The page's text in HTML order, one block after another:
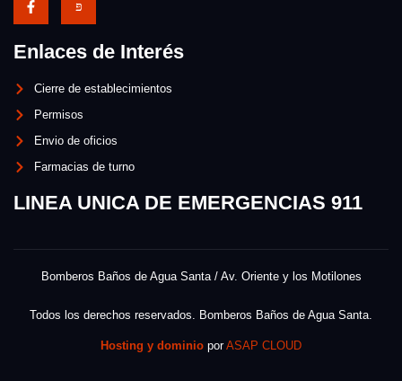
Enlaces de Interés
Cierre de establecimientos
Permisos
Envio de oficios
Farmacias de turno
LINEA UNICA DE EMERGENCIAS 911
Bomberos Baños de Agua Santa / Av. Oriente y los Motilones
Todos los derechos reservados. Bomberos Baños de Agua Santa.
Hosting y dominio porASAP CLOUD